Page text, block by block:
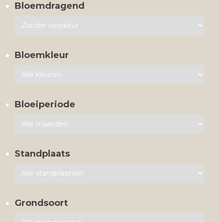
Bloemdragend
Bloemkleur
Bloeiperiode
Standplaats
Grondsoort